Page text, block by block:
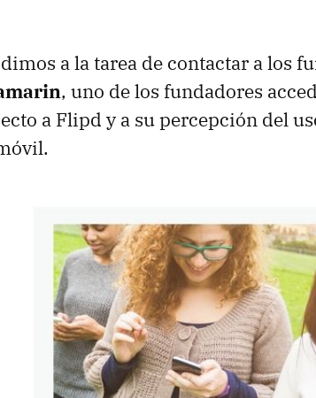
a la tarea de contactar a los
, uno de los fundadores
a Flipd y a su percepción del